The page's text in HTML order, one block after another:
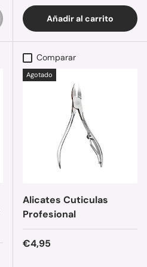
Añadir al carrito
Comparar
Agotado
Alicates Cuticulas
Profesional
Precio normal
€4,95